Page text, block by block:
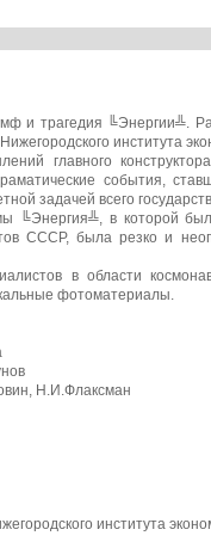
и трагедия ╚Энергии╩.
института
главного
события,
задачей всего
╚Энергия╩, в которой
СССР, была резко и
в области
фотоматериалы.
Н.И.Флаксман
института